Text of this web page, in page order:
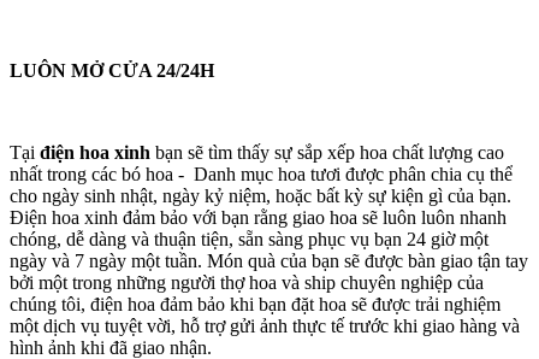
LUÔN MỞ CỬA 24/24H
Tại điện hoa xinh bạn sẽ tìm thấy sự sắp xếp hoa chất lượng cao
nhất trong các bó hoa - Danh mục hoa tươi được phân chia cụ thể
cho ngày sinh nhật, ngày kỷ niệm, hoặc bất kỳ sự kiện gì của bạn.
Điện hoa xinh đảm bảo với bạn rằng giao hoa sẽ luôn luôn nhanh
chóng, dễ dàng và thuận tiện, sẵn sàng phục vụ bạn 24 giờ một
ngày và 7 ngày một tuần. Món quà của bạn sẽ được bàn giao tận tay
bởi một trong những người thợ hoa và ship chuyên nghiệp của
chúng tôi, điện hoa đảm bảo khi bạn đặt hoa sẽ được trải nghiệm
một dịch vụ tuyệt vời, hỗ trợ gửi ảnh thực tế trước khi giao hàng và
hình ảnh khi đã giao nhận.